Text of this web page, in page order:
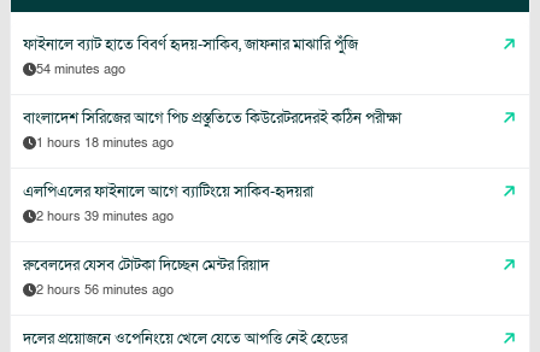
ফাইনালে ব্যাট হাতে বিবর্ণ হৃদয়-সাকিব, জাফনার মাঝারি পুঁজি
54 minutes ago
বাংলাদেশ সিরিজের আগে পিচ প্রস্তুতিতে কিউরেটরদেরই কঠিন পরীক্ষা
1 hours 18 minutes ago
এলপিএলের ফাইনালে আগে ব্যাটিংয়ে সাকিব-হৃদয়রা
2 hours 39 minutes ago
রুবেলদের যেসব টোটকা দিচ্ছেন মেন্টর রিয়াদ
2 hours 56 minutes ago
দলের প্রয়োজনে ওপেনিংয়ে খেলে যেতে আপত্তি নেই হেডের